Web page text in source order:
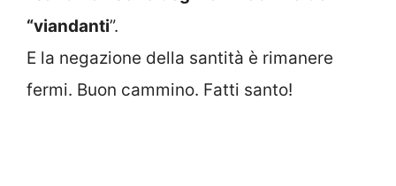
“viandanti”.
E la negazione della santità è rimanere
fermi. Buon cammino. Fatti santo!